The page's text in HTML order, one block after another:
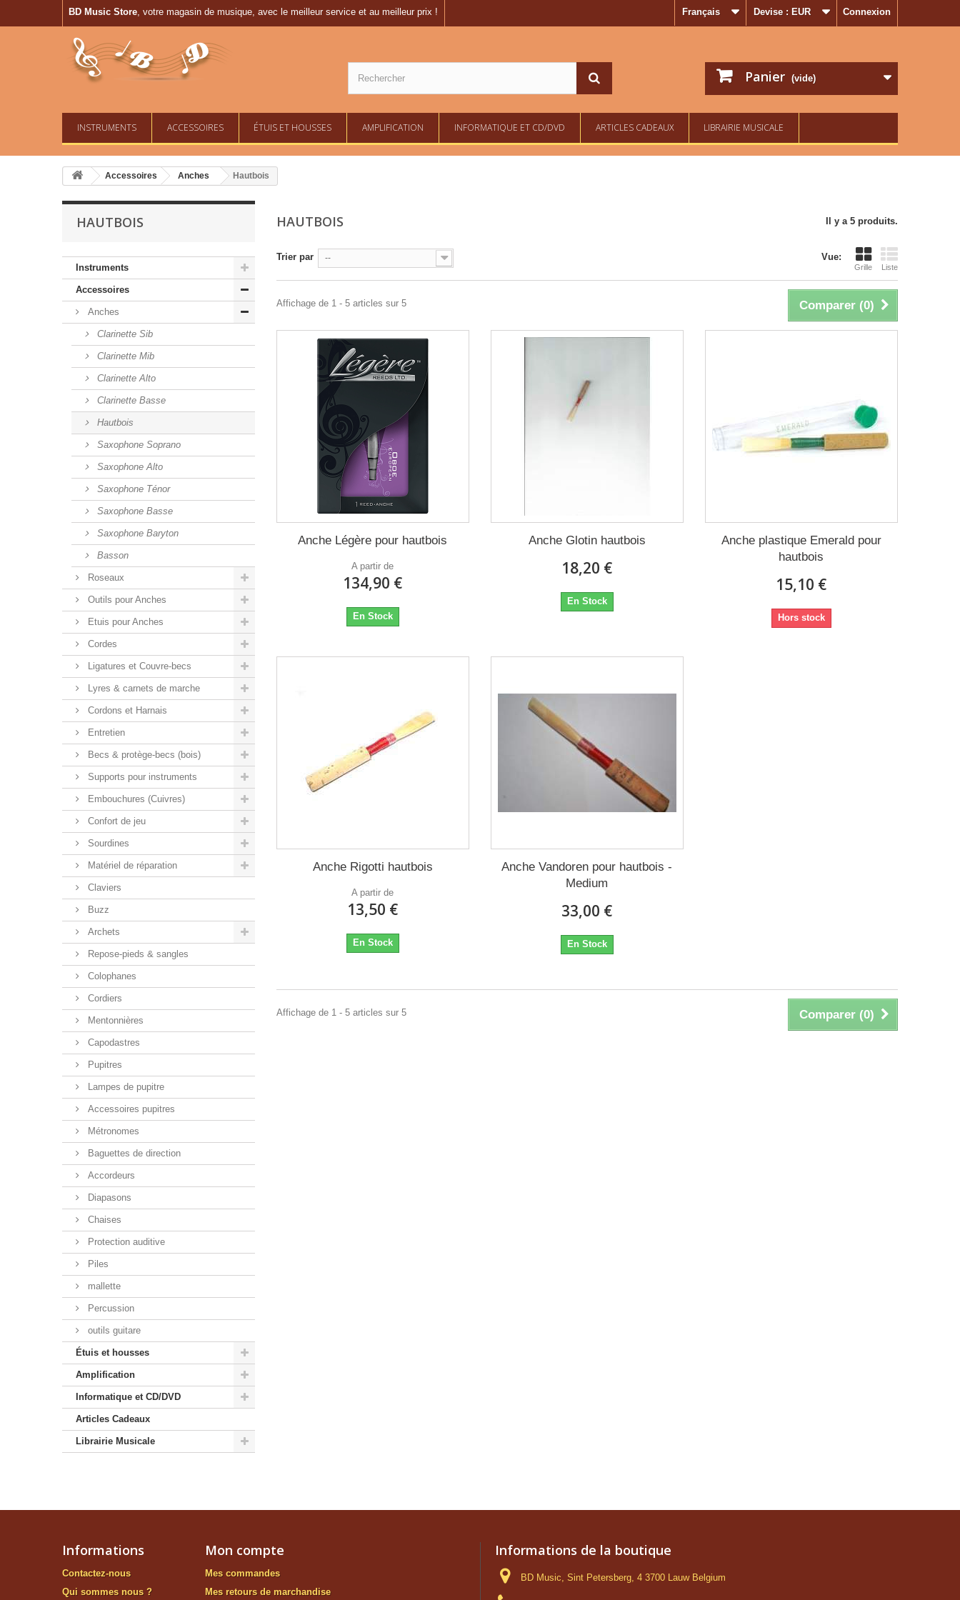
Connexion
Devise : EUR
Français
BD Music Store, votre magasin de musique, avec le meilleur service et au meilleur prix !
Panier (vide)
INSTRUMENTS ACCESSOIRES ÉTUIS ET HOUSSES AMPLIFICATION INFORMATIQUE ET CD/DVD ARTICLES CADEAUX LIBRAIRIE MUSICALE
Accessoires Anches Hautbois
HAUTBOIS
Instruments
Accessoires
Anches
Clarinette Sib
Clarinette Mib
Clarinette Alto
Clarinette Basse
Hautbois
Saxophone Soprano
Saxophone Alto
Saxophone Ténor
Saxophone Basse
Saxophone Baryton
Basson
Roseaux
Outils pour Anches
Etuis pour Anches
Cordes
Ligatures et Couvre-becs
Lyres & carnets de marche
Cordons et Harnais
Entretien
Becs & protège-becs (bois)
Supports pour instruments
Embouchures (Cuivres)
Confort de jeu
Sourdines
Matériel de réparation
Claviers
Buzz
Archets
Repose-pieds & sangles
Colophanes
Cordiers
Mentonnières
Capodastres
Pupitres
Lampes de pupitre
Accessoires pupitres
Métronomes
Baguettes de direction
Accordeurs
Diapasons
Chaises
Protection auditive
Piles
mallette
Percussion
outils guitare
Étuis et housses
Amplification
Informatique et CD/DVD
Articles Cadeaux
Librairie Musicale
HAUTBOIS Il y a 5 produits.
Vue:
Grille Liste
Trier par --
Comparer (0)
Affichage de 1 - 5 articles sur 5
Anche Légère pour hautbois
A partir de
134,90 €
En Stock
Anche Glotin hautbois
18,20 €
En Stock
Anche plastique Emerald pour
hautbois
15,10 €
Hors stock
Anche Rigotti hautbois
A partir de
13,50 €
En Stock
Anche Vandoren pour hautbois -
Medium
33,00 €
En Stock
Comparer (0)
Affichage de 1 - 5 articles sur 5
Informations
Contactez-nous
Qui sommes nous ?
Mon compte
Mes commandes
Mes retours de marchandise
Informations de la boutique
BD Music, Sint Petersberg, 4 3700 Lauw Belgium